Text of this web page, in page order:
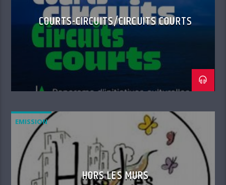
COURTS-CIRCUITS/CIRCUITS COURTS
EMISSION
HORS LES MURS